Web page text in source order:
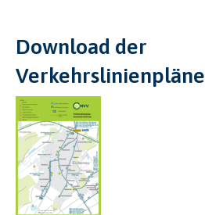
Download der
Verkehrslinienpläne